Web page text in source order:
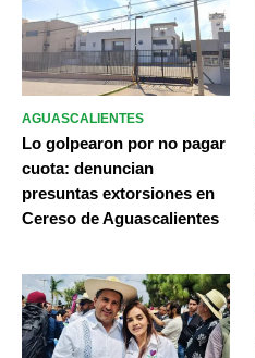
AGUASCALIENTES
Lo golpearon por no pagar
cuota: denuncian
presuntas extorsiones en
Cereso de Aguascalientes